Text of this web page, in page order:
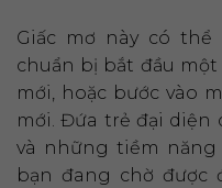
Giấc mơ này có
chuẩn bị bắt đầu
mới, hoặc bước vào
mới. Đứa trẻ đại diện
và những tiềm
bạn đang chờ được